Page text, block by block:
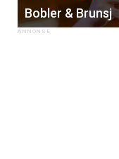
Bobler & Brunsj